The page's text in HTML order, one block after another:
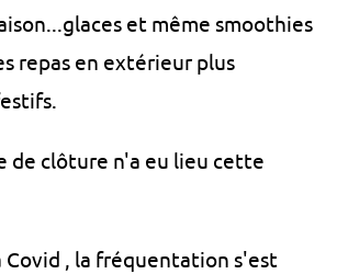
et même smoothies
repas en extérieur plus
de clôture n'a eu lieu cette
Covid , la fréquentation s'est